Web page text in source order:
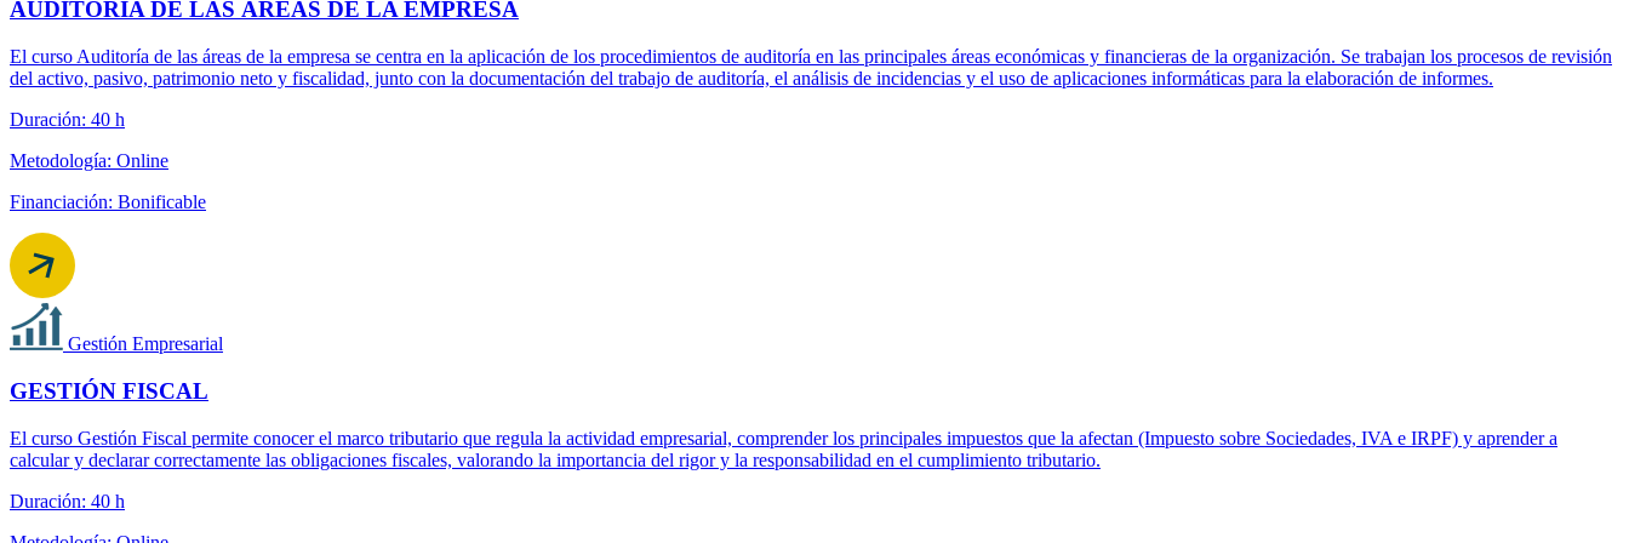
AUDITORÍA DE LAS ÁREAS DE LA EMPRESA
El curso Auditoría de las áreas de la empresa se centra en la aplicación de los procedimientos de auditoría en las principales áreas económicas y financieras de la organización. Se trabajan los procesos de revisión
del activo, pasivo, patrimonio neto y fiscalidad, junto con la documentación del trabajo de auditoría, el análisis de incidencias y el uso de aplicaciones informáticas para la elaboración de informes.
Duración: 40 h
Metodología: Online
Financiación: Bonificable
Gestión Empresarial
GESTIÓN FISCAL
El curso Gestión Fiscal permite conocer el marco tributario que regula la actividad empresarial, comprender los principales impuestos que la afectan (Impuesto sobre Sociedades, IVA e IRPF) y aprender a
calcular y declarar correctamente las obligaciones fiscales, valorando la importancia del rigor y la responsabilidad en el cumplimiento tributario.
Duración: 40 h